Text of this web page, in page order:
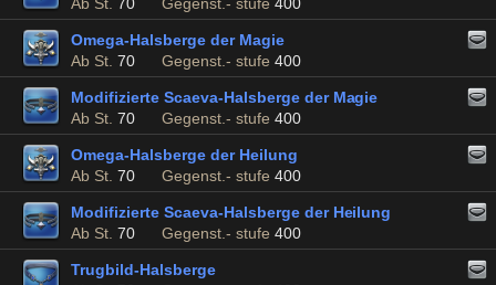
Omega-Halsberge der Magie
Ab St. 70 Gegenst.- stufe 400
Modifizierte Scaeva-Halsberge der Magie
Ab St. 70 Gegenst.- stufe 400
Omega-Halsberge der Heilung
Ab St. 70 Gegenst.- stufe 400
Modifizierte Scaeva-Halsberge der Heilung
Ab St. 70 Gegenst.- stufe 400
Trugbild-Halsberge